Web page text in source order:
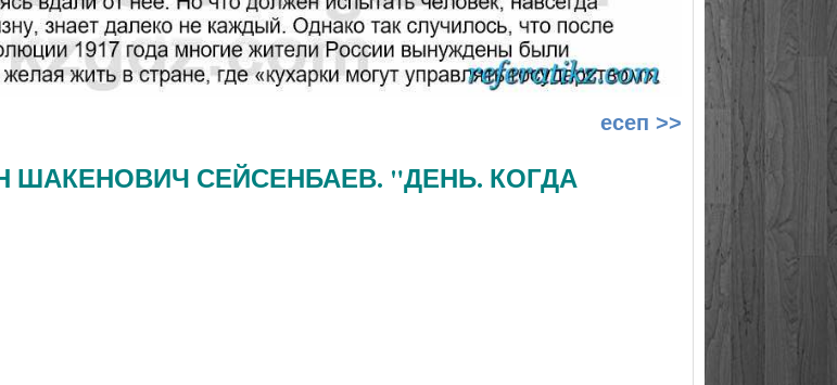
есеп >>
ШАКЕНОВИЧ СЕЙСЕНБАЕВ. "ДЕНЬ. КОГДА